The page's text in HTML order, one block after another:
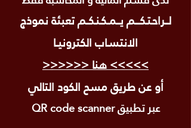
لـــراحـتـكــــم يـــمــكـنـكــم تعبئة نموذج
الانتسـاب الكترونيــا
>>>>> هنا <<<<<<
أو عن طريق مسح الكود التالي
عبر تطبيق QR code scanner